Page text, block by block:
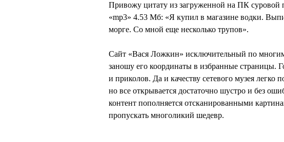
Привожу цитату из загруженной на ПК суровой
«mp3» 4.53 Мб: «Я купил в магазине водки.
морге. Со мной еще несколько трупов».
Сайт «Вася Ложкин» исключительный по
заношу его координаты в избранные страницы.
и приколов. Да и качеству сетевого музея легко
но все открывается достаточно шустро и без
контент пополняется отсканированными
пропускать многоликий шедевр.